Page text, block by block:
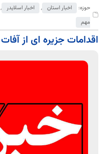
حوزه:
اخبار استان , اخبار اسلایدر ,
مهم
اقدامات جزیره ای از